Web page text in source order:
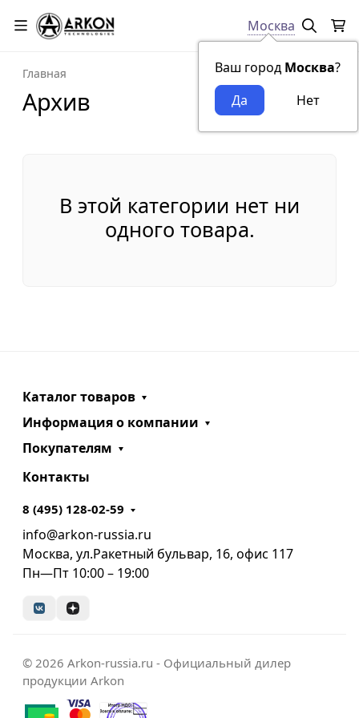
Москва
Ваш город Москва?
Главная
Архив
В этой категории нет ни
одного товара.
Каталог товаров
Информация о компании
Покупателям
Контакты
8 (495) 128-02-59
info@arkon-russia.ru
Москва, ул.Ракетный бульвар, 16, офис 117
Пн—Пт 10:00 – 19:00
© 2026 Arkon-russia.ru - Официальный дилер
продукции Arkon